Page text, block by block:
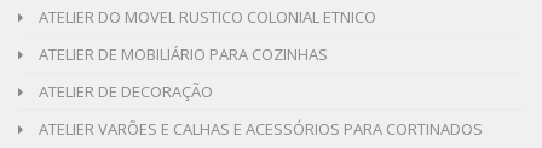
ATELIER DO MOVEL RUSTICO COLONIAL ETNICO
ATELIER DE MOBILIÁRIO PARA COZINHAS
ATELIER DE DECORAÇÃO
ATELIER VARÕES E CALHAS E ACESSÓRIOS PARA CORTINADOS